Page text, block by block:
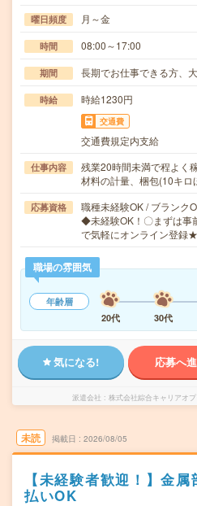
曜日頻度 月～金
時間 08:00～17:00
期間 長期でお仕事できる方、
時給 時給1230円
交通費
交通費規定内支給
仕事内容
残業20時間未満で程よく
材料の計量、梱包(10キ
応募資格
職種未経験OK / ブランク
◆未経験OK！〇まずは事
で気軽にオンライン登録
職場の雰囲気
年齢層
20代
30代
気になる! 応募へ
派遣会社 株式会社綜合キャリアオ
未読 掲載日 2026/08/05
【未経験者歓迎！】金
払いOK